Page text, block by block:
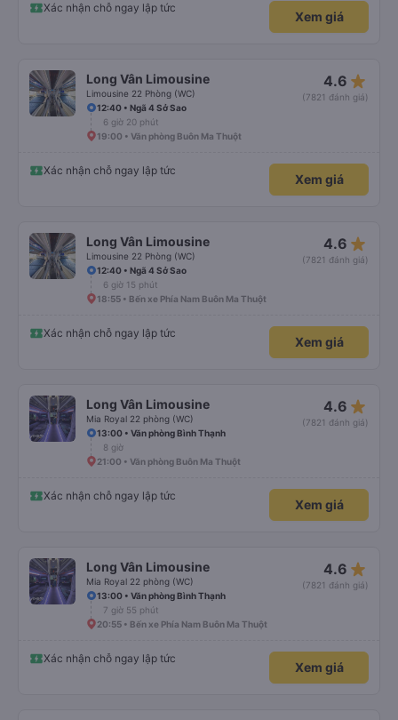
Xác nhận chỗ ngay lập tức
Xem giá
Long Vân Limousine
Limousine 22 Phòng (WC)
4.6 star_rate
(7821 đánh giá)
12:40 • Ngã 4 Sở Sao
6 giờ 20 phút
19:00 • Văn phòng Buôn Ma Thuột
Xác nhận chỗ ngay lập tức
Xem giá
Long Vân Limousine
Limousine 22 Phòng (WC)
4.6 star_rate
(7821 đánh giá)
12:40 • Ngã 4 Sở Sao
6 giờ 15 phút
18:55 • Bến xe Phía Nam Buôn Ma Thuột
Xác nhận chỗ ngay lập tức
Xem giá
Long Vân Limousine
Mia Royal 22 phòng (WC)
4.6 star_rate
(7821 đánh giá)
13:00 • Văn phòng Bình Thạnh
8 giờ
21:00 • Văn phòng Buôn Ma Thuột
Xác nhận chỗ ngay lập tức
Xem giá
Long Vân Limousine
Mia Royal 22 phòng (WC)
4.6 star_rate
(7821 đánh giá)
13:00 • Văn phòng Bình Thạnh
7 giờ 55 phút
20:55 • Bến xe Phía Nam Buôn Ma Thuột
Xác nhận chỗ ngay lập tức
Xem giá